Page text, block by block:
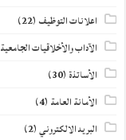
اعلانات التوظيف (22)
الآداب والأخلاقيات الجامعية
الأساتذة(30)
الأمانة العامة (4)
البريد الالكتروني(2)